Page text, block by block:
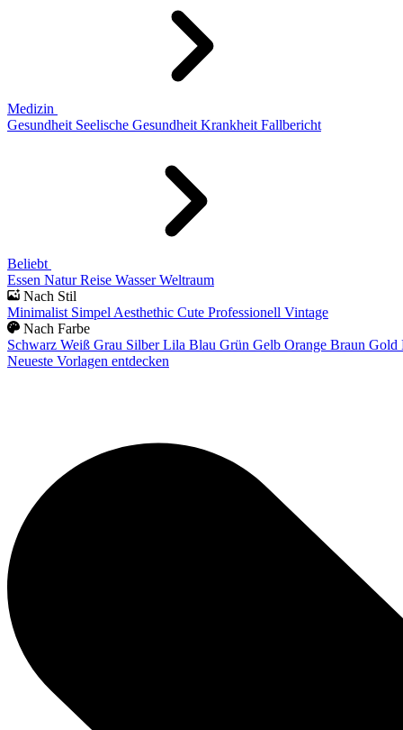
Medizin
Gesundheit Seelische Gesundheit Krankheit Fallbericht
Beliebt
Essen Natur Reise Wasser Weltraum
Nach Stil
Minimalist Simpel Aesthethic Cute Professionell Vintage
Nach Farbe
Schwarz Weiß Grau Silber Lila Blau Grün Gelb Orange Braun Gold
Neueste Vorlagen entdecken